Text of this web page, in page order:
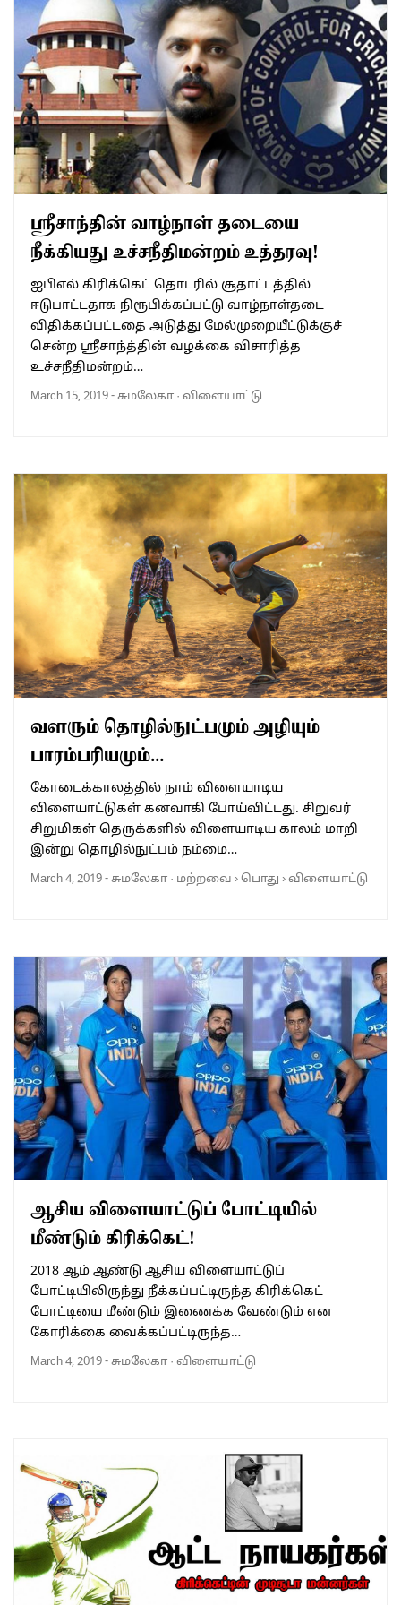
ஸ்ரீசாந்தின் வாழ்நாள் தடையை
நீக்கியது உச்சநீதிமன்றம் உத்தரவு!
ஐபிஎல் கிரிக்கெட் தொடரில் சூதாட்டத்தில்
ஈடுபாட்டதாக நிரூபிக்கப்பட்டு வாழ்நாள்தடை
விதிக்கப்பட்டதை அடுத்து மேல்முறையீட்டுக்குச்
சென்ற ஸ்ரீசாந்த்தின் வழக்கை விசாரித்த
உச்சநீதிமன்றம்…
March 15, 2019-சுமலேகா · விளையாட்டு
வளரும் தொழில்நுட்பமும் அழியும்
பாரம்பரியமும்…
கோடைக்காலத்தில் நாம் விளையாடிய
விளையாட்டுகள் கனவாகி போய்விட்டது. சிறுவர்
சிறுமிகள் தெருக்களில் விளையாடிய காலம் மாறி
இன்று தொழில்நுட்பம் நம்மை…
March 4, 2019-சுமலேகா · மற்றவை ›பொது ›விளையாட்டு
ஆசிய விளையாட்டுப் போட்டியில்
மீண்டும் கிரிக்கெட்!
2018 ஆம் ஆண்டு ஆசிய விளையாட்டுப்
போட்டியிலிருந்து நீக்கப்பட்டிருந்த கிரிக்கெட்
போட்டியை மீண்டும் இணைக்க வேண்டும் என
கோரிக்கை வைக்கப்பட்டிருந்த…
March 4, 2019-சுமலேகா · விளையாட்டு